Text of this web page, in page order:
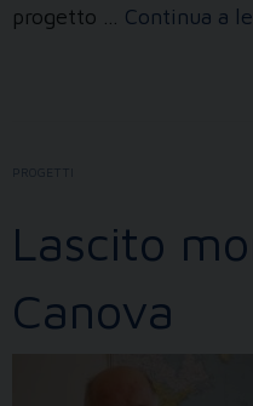
progetto … Continua a
PROGETTI
Lascito
Canova